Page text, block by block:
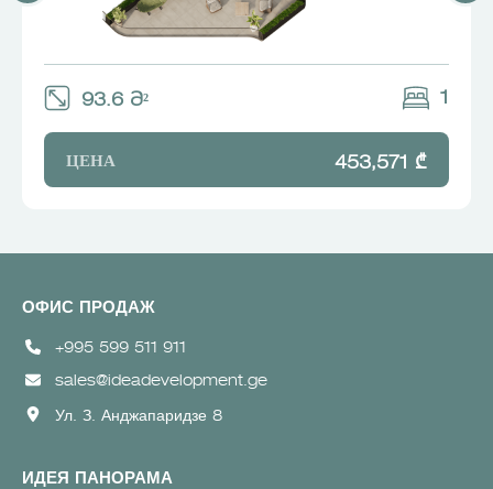
93.6 Მ² 1
ЦЕНА 453,571 ₾
ОФИС ПРОДАЖ
+995 599 511 911
sales@ideadevelopment.ge
Ул. З. Анджапаридзе 8
ИДЕЯ ПАНОРАМА